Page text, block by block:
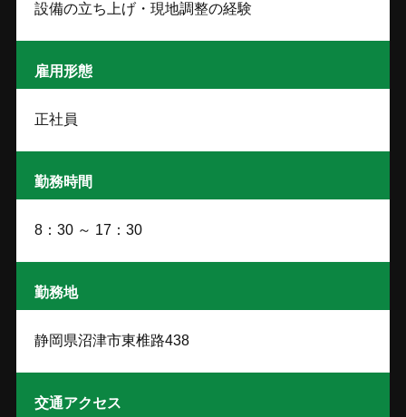
設備の立ち上げ・現地調整の経験
雇用形態
正社員
勤務時間
8：30 ～ 17：30
勤務地
静岡県沼津市東椎路438
交通アクセス